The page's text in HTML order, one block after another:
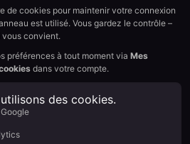
ajouter des pièces jointes
afin d'envoyer vos
par email, etc. Veillez
charger des pièces jointes
de tomber en spam.